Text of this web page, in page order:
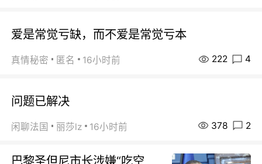
爱是常觉亏缺，而不爱是常觉亏本
真情秘密 匿名 16小时前 222 4
问题已解决
闲聊法国 丽莎lz 16小时前 378 2
巴黎圣但尼市长涉嫌“吃空